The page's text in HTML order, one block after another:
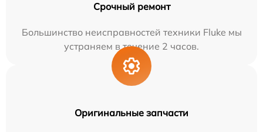
Срочный ремонт
Большинство неисправностей техники Fluke мы
устраняем в течение 2 часов.
Оригинальные запчасти